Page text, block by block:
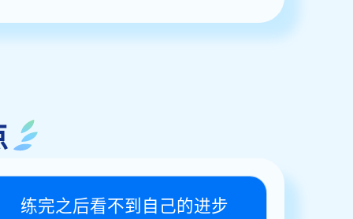
练完之后看不到自己的进步